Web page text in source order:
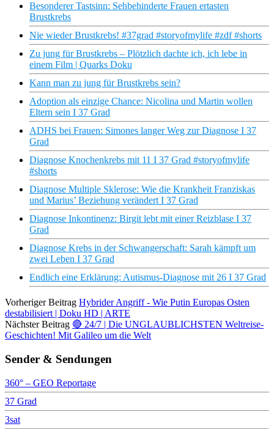
Besonderer Tastsinn: Sehbehinderte Frauen ertasten
Brustkrebs
Nie wieder Brustkrebs! #37grad #storyofmylife #zdf #shorts
Zu jung für Brustkrebs – Plötzlich dachte ich, ich lebe in
einem Film | Quarks Doku
Kann man zu jung für Brustkrebs sein?
Adoption als einzige Chance: Nicolina und Martin wollen
Eltern sein I 37 Grad
ADHS bei Frauen: Simones langer Weg zur Diagnose I 37
Grad
Diagnose Knochenkrebs mit 11 I 37 Grad #storyofmylife
#shorts
Diagnose Multiple Sklerose: Wie die Krankheit Franziskas
und Marius’ Beziehung verändert I 37 Grad
Diagnose Inkontinenz: Birgit lebt mit einer Reizblase I 37
Grad
Diagnose Krebs in der Schwangerschaft: Sarah kämpft um
zwei Leben I 37 Grad
Endlich eine Erklärung: Autismus-Diagnose mit 26 I 37 Grad
Vorheriger Beitrag Hybrider Angriff - Wie Putin Europas Osten
destabilisiert | Doku HD | ARTE
Nächster Beitrag 🔴 24/7 | Die UNGLAUBLICHSTEN Weltreise-
Geschichten! Mit Galileo um die Welt
Sender & Sendungen
360° – GEO Reportage
37 Grad
3sat